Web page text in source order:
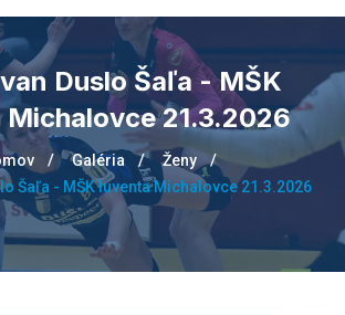
Duslo Šaľa - MŠK
21.3.2026
Galéria
Ženy
Šaľa - MŠK Iuventa Michalovce 21.3.2026